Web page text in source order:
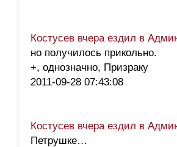
Костусев вчера ездил в
но получилось прикольно.
+, однозначно, Призраку
2011-09-28 07:43:08
Костусев вчера ездил в
Петрушке…